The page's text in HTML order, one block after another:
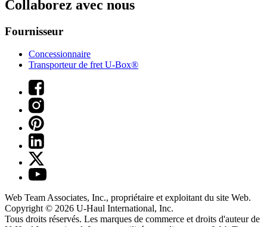
Collaborez avec nous
Fournisseur
Concessionnaire
Transporteur de fret U-Box®
Web Team Associates, Inc., propriétaire et exploitant du site Web.
Copyright © 2026 U-Haul International, Inc.
Tous droits réservés. Les marques de commerce et droits d'auteur de